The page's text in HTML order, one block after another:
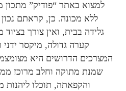
למצוא באתר “פודיק” מתכון
ללא מכונה. כן, קראתם
גלידה בבית, ואין צורך
קערה גדולה, מיקסר
המצרכים הדרושים היא
שמנת מתוקה וחלב מרוכז
והקפאתה, תוכלו ליהנות